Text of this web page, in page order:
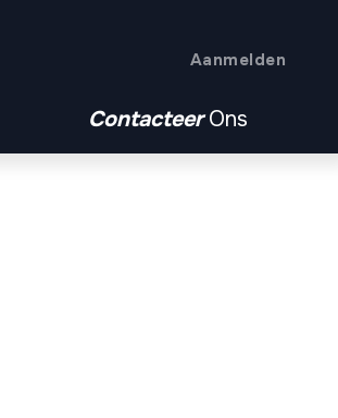
Aanmelden
ContacteerOns